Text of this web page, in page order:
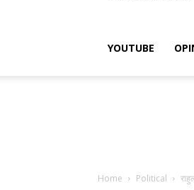
YOUTUBE
Home Political